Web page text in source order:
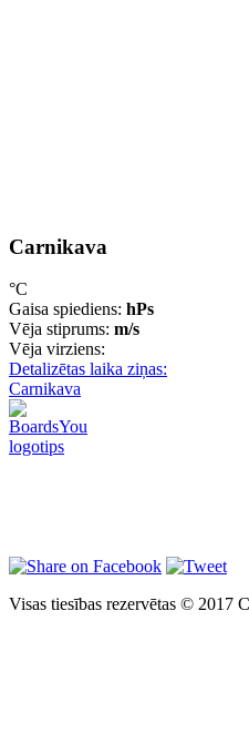
Carnikava
°C
Gaisa spiediens: hPs
Vēja stiprums: m/s
Vēja virziens:
Detalizētas laika ziņas:
Carnikava
Visas tiesības rezervētas © 2017